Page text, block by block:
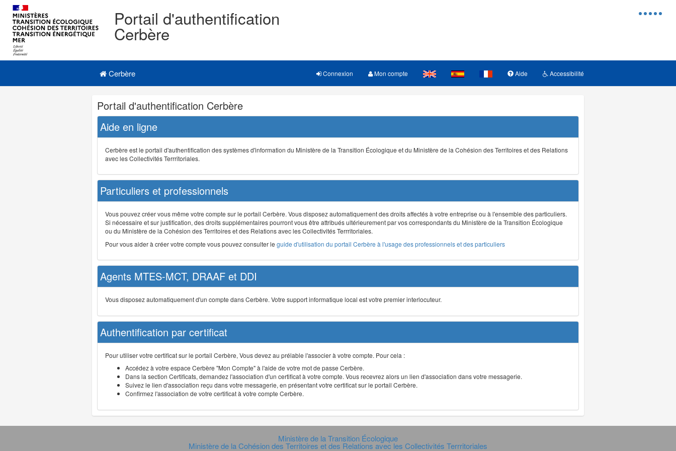
Menu
Portail d'authentification
Cerbère
Navigation
Menu principal
Cerbère Connexion Mon compte Aide Accessibilité
Navigation
et
outils
annexes
Portail d'authentification Cerbère
Aide en ligne
Cerbère est le portail d'authentification des systèmes d'information du Ministère de la Transition Écologique et du Ministère de la Cohésion des Territoires et des Relations
avec les Collectivités Terrritoriales.
Particuliers et professionnels
Vous pouvez créer vous même votre compte sur le portail Cerbère. Vous disposez automatiquement des droits affectés à votre entreprise ou à l'ensemble des particuliers.
Si nécessaire et sur justification, des droits supplémentaires pourront vous être attribués ultérieurement par vos correspondants du Ministère de la Transition Écologique
ou du Ministère de la Cohésion des Territoires et des Relations avec les Collectivités Terrritoriales.
Pour vous aider à créer votre compte vous pouvez consulter le guide d'utilisation du portail Cerbère à l'usage des professionnels et des particuliers
Agents MTES-MCT, DRAAF et DDI
Vous disposez automatiquement d'un compte dans Cerbère. Votre support informatique local est votre premier interlocuteur.
Authentification par certificat
Pour utiliser votre certificat sur le portail Cerbère, Vous devez au prélable l'associer à votre compte. Pour cela :
Accédez à votre espace Cerbère "Mon Compte" à l'aide de votre mot de passe Cerbère.
Dans la section Certificats, demandez l'association d'un certificat à votre compte. Vous recevrez alors un lien d'association dans votre messagerie.
Suivez le lien d'association reçu dans votre messagerie, en présentant votre certificat sur le portail Cerbère.
Confirmez l'association de votre certificat à votre compte Cerbère.
Ministère de la Transition Écologique
Ministère de la Cohésion des Territoires et des Relations avec les Collectivités Terrritoriales